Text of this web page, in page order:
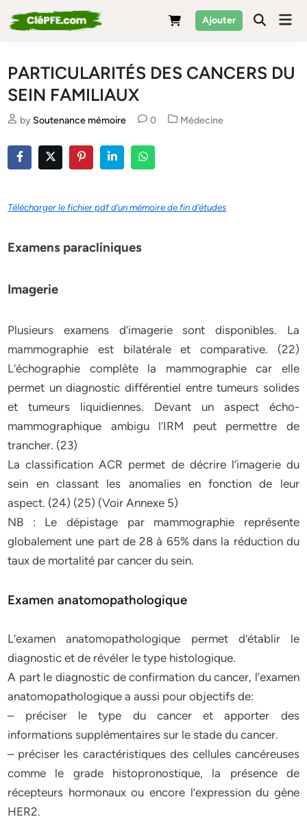
to
Ajouter
PARTICULARITÉS DES CANCERS DU
SEIN FAMILIAUX
by Soutenance mémoire 0
Posted
Médecine
Télécharger le fichier pdf d’un mémoire de fin d’études
Examens paracliniques
Imagerie
Plusieurs examens d’imagerie sont disponibles. La
mammographie est bilatérale et comparative. (22)
L’échographie complète la mammographie car elle
permet un diagnostic différentiel entre tumeurs solides
et tumeurs liquidiennes. Devant un aspect écho-
mammographique ambigu l’IRM peut permettre de
trancher. (23)
La classification ACR permet de décrire l’imagerie du
sein en classant les anomalies en fonction de leur
aspect. (24) (25) (Voir Annexe 5)
NB : Le dépistage par mammographie représente
globalement une part de 28 à 65% dans la réduction du
taux de mortalité par cancer du sein.
Examen anatomopathologique
L’examen anatomopathologique permet d’établir le
diagnostic et de révéler le type histologique.
A part le diagnostic de confirmation du cancer, l’examen
anatomopathologique a aussi pour objectifs de:
– préciser le type du cancer et apporter des
informations supplémentaires sur le stade du cancer.
– préciser les caractéristiques des cellules cancéreuses
comme le grade histopronostique, la présence de
récepteurs hormonaux ou encore l’expression du gène
HER2.